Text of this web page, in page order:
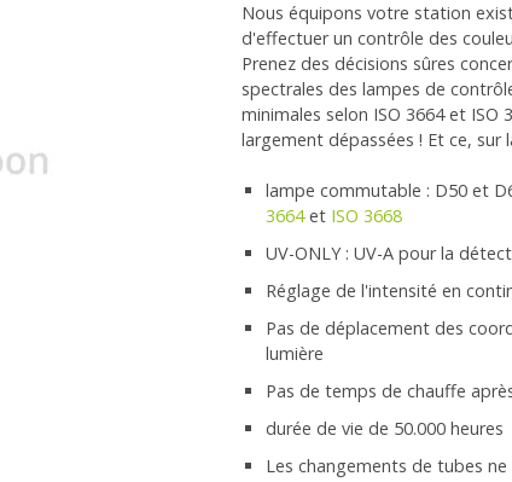
Nous équipons votre station
d'effectuer un contrôle des
Prenez des décisions sûres
spectrales des lampes de
minimales selon ISO 3664 et
largement dépassées ! Et ce, sur
lampe commutable : D50 et
3664et ISO 3668
UV-ONLY : UV-A pour la
Réglage de l'intensité en
Pas de déplacement des
lumière
Pas de temps de chauffe
durée de vie de 50.000 heures
Les changements de tubes